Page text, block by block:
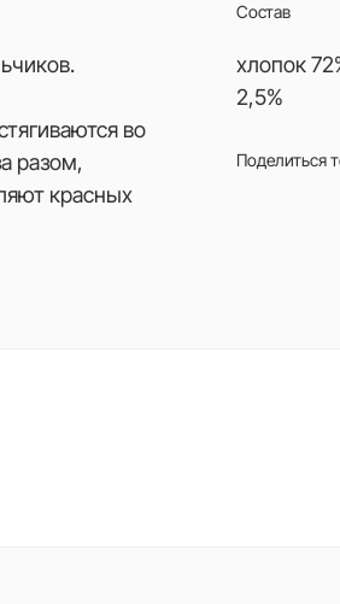
во
разом,
красных
Состав
хлопок
2,5%
Поделиться